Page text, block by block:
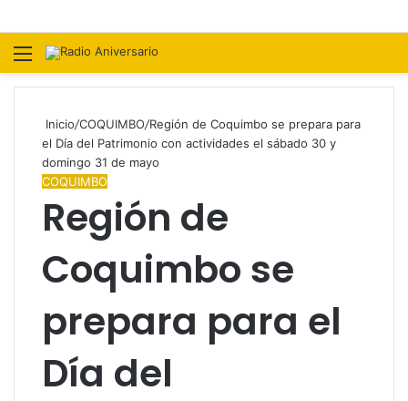
Menú
Inicio/COQUIMBO/Región de Coquimbo se prepara para
el Día del Patrimonio con actividades el sábado 30 y
domingo 31 de mayo
COQUIMBO
Región de
Coquimbo se
prepara para el
Día del